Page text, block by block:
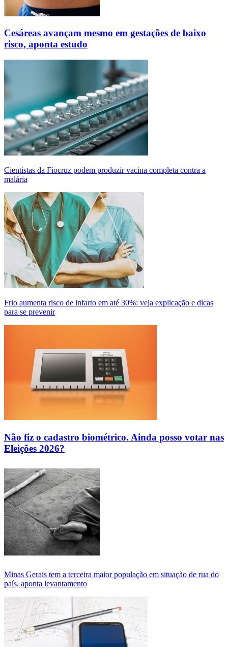
Cesáreas avançam mesmo em gestações de baixo
risco, aponta estudo
Cientistas da Fiocruz podem produzir vacina completa contra a
malária
Frio aumenta risco de infarto em até 30%: veja explicação e dicas
para se prevenir
Não fiz o cadastro biométrico. Ainda posso votar nas
Eleições 2026?
Minas Gerais tem a terceira maior população em situação de rua do
país, aponta levantamento